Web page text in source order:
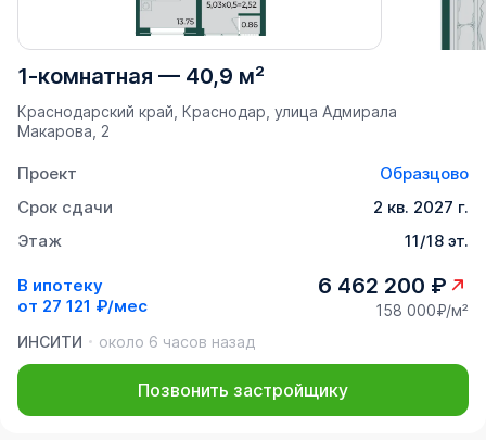
1-комнатная — 40,9 м²
Краснодарский край, Краснодар, улица Адмирала
Макарова, 2
Проект
Образцово
Срок сдачи
2 кв. 2027 г.
Этаж
11/18 эт.
В ипотеку
от 27 121 ₽/мес
6 462 200 ₽
158 000₽/м²
ИНСИТИ
около 6 часов назад
Позвонить застройщику